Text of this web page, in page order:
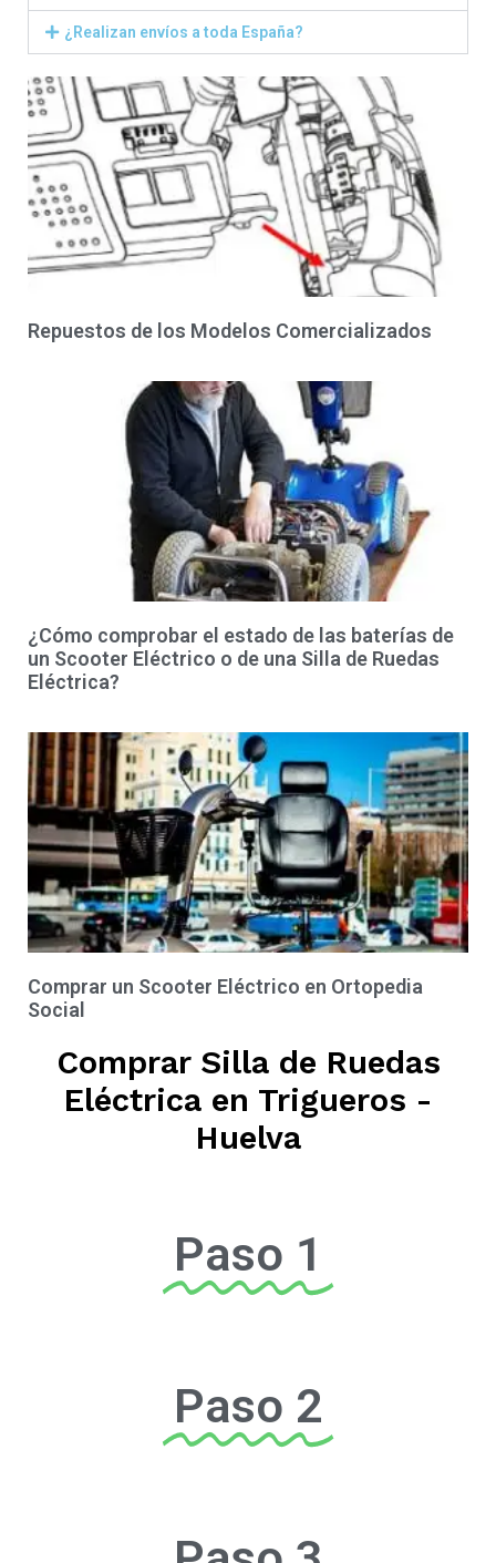
¿Realizan envíos a toda España?
Repuestos de los Modelos Comercializados
¿Cómo comprobar el estado de las baterías de
un Scooter Eléctrico o de una Silla de Ruedas
Eléctrica?
Comprar un Scooter Eléctrico en Ortopedia
Social
Comprar Silla de Ruedas
Eléctrica en Trigueros -
Huelva
Paso 1
Paso 2